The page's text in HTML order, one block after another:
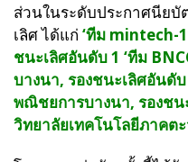
ส่วนในระดับประกาศนียบั
เลิศ ได้แก่ ‘ทีม mintech-
ชนะเลิศอันดับ 1 ‘ทีม
บางนา, รองชนะเลิศอันดับ
พณิชยการบางนา, รองชน
วิทยาลัยเทคโนโลยีภาคต